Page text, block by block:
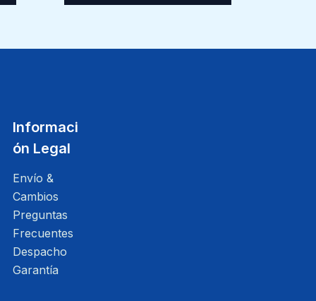
Informaci
ón Legal
Envío &
Cambios
Preguntas
Frecuentes
Despacho
Garantía